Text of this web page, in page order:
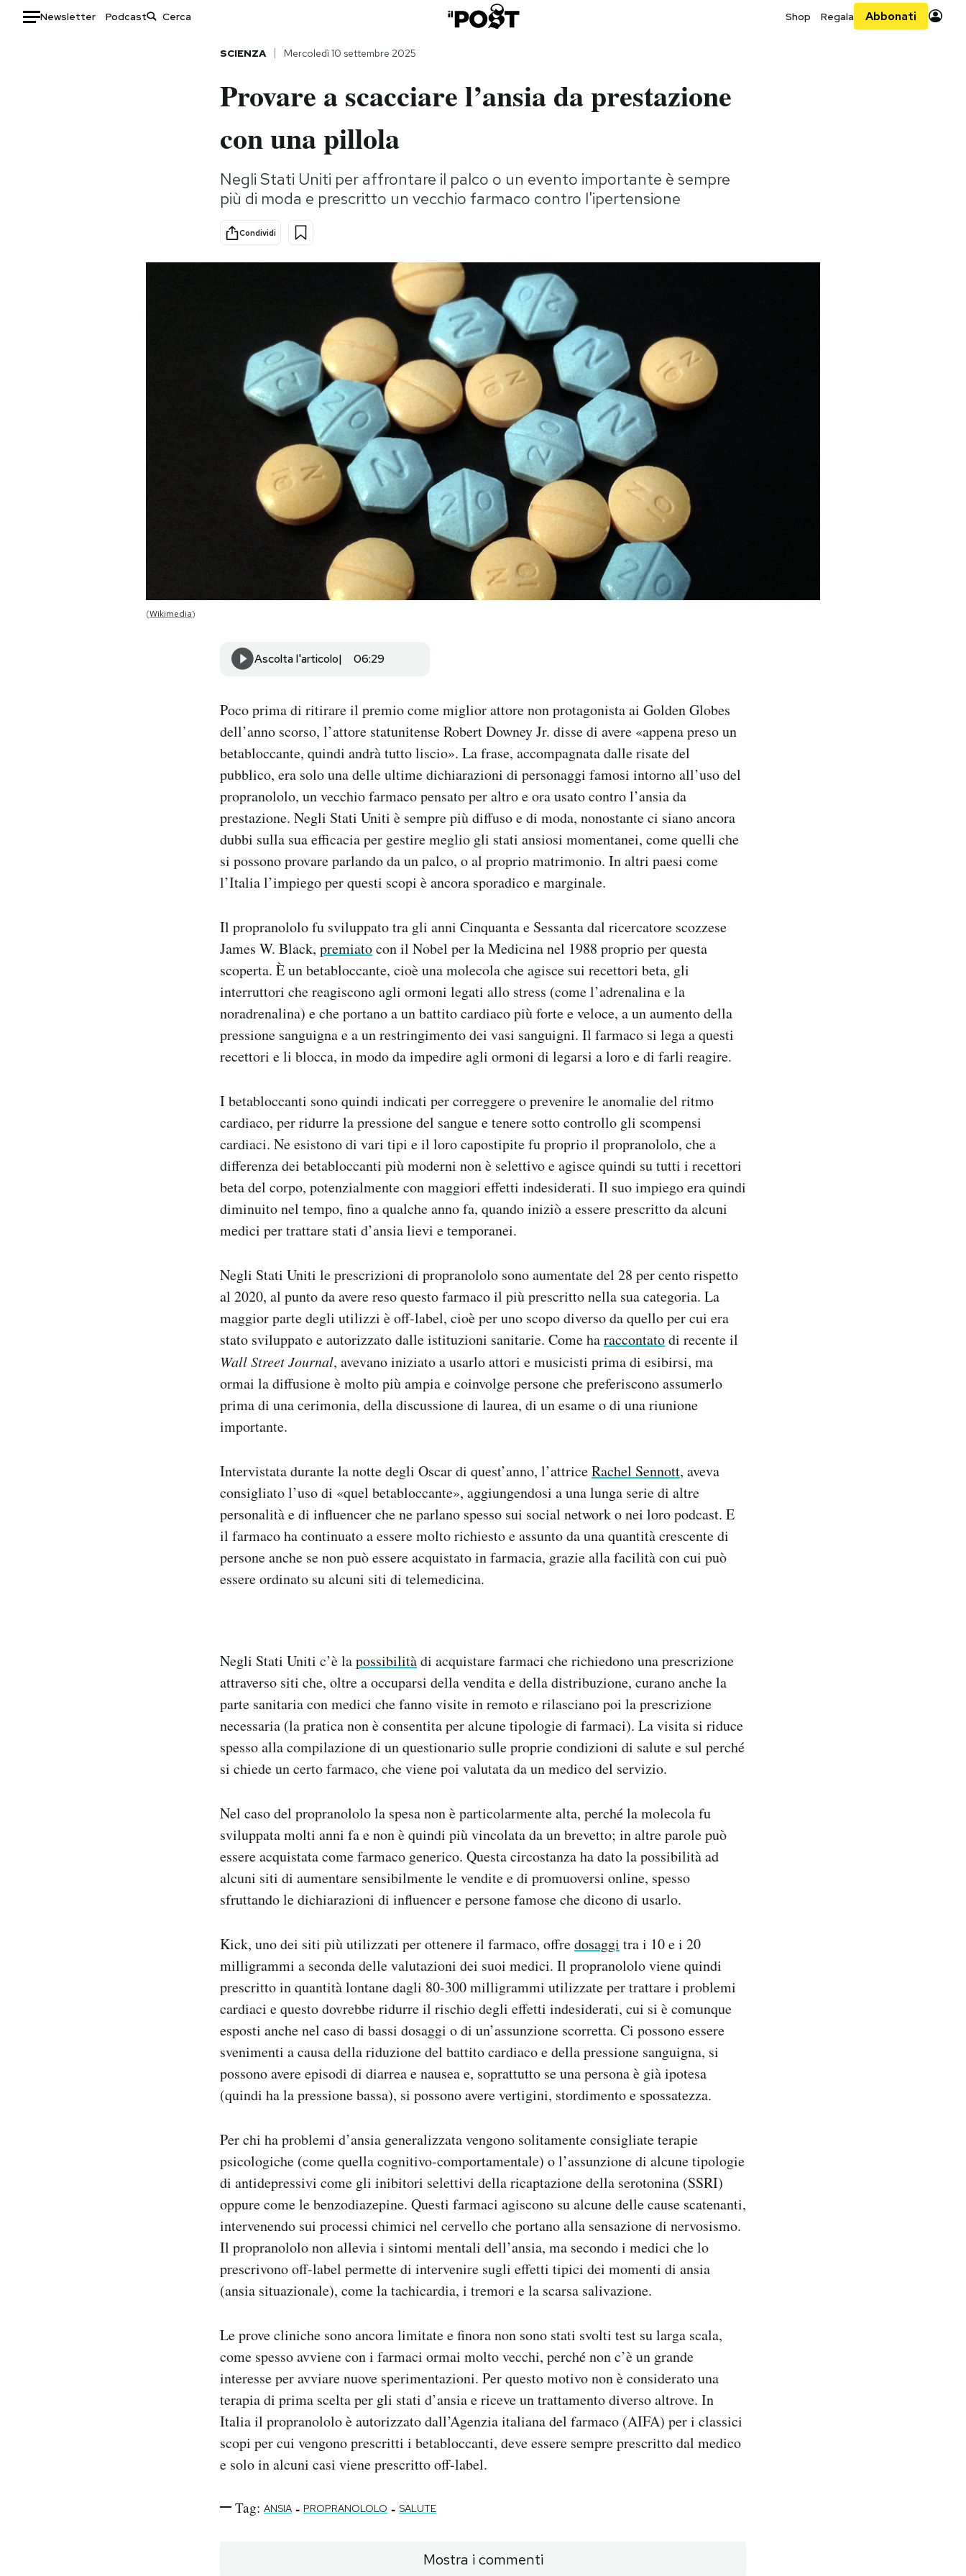
Newsletter Podcast Shop Regala Abbonati
Storie/Idee
Ok Boomer!
Altrecose
SCIENZA Mercoledì 10 settembre 2025
Provare a scacciare l’ansia da prestazione
con una pillola
Negli Stati Uniti per affrontare il palco o un evento importante è sempre
più di moda e prescritto un vecchio farmaco contro l'ipertensione
Condividi
(Wikimedia)
Ascolta l'articolo 06:29
Poco prima di ritirare il premio come miglior attore non protagonista ai Golden Globes
dell’anno scorso, l’attore statunitense Robert Downey Jr. disse di avere «appena preso un
betabloccante, quindi andrà tutto liscio». La frase, accompagnata dalle risate del
pubblico, era solo una delle ultime dichiarazioni di personaggi famosi intorno all’uso del
propranololo, un vecchio farmaco pensato per altro e ora usato contro l’ansia da
prestazione. Negli Stati Uniti è sempre più diffuso e di moda, nonostante ci siano ancora
dubbi sulla sua efficacia per gestire meglio gli stati ansiosi momentanei, come quelli che
si possono provare parlando da un palco, o al proprio matrimonio. In altri paesi come
l’Italia l’impiego per questi scopi è ancora sporadico e marginale.
Il propranololo fu sviluppato tra gli anni Cinquanta e Sessanta dal ricercatore scozzese
James W. Black, premiatocon il Nobel per la Medicina nel 1988 proprio per questa
scoperta. È un betabloccante, cioè una molecola che agisce sui recettori beta, gli
interruttori che reagiscono agli ormoni legati allo stress (come l’adrenalina e la
noradrenalina) e che portano a un battito cardiaco più forte e veloce, a un aumento della
pressione sanguigna e a un restringimento dei vasi sanguigni. Il farmaco si lega a questi
recettori e li blocca, in modo da impedire agli ormoni di legarsi a loro e di farli reagire.
I betabloccanti sono quindi indicati per correggere o prevenire le anomalie del ritmo
cardiaco, per ridurre la pressione del sangue e tenere sotto controllo gli scompensi
cardiaci. Ne esistono di vari tipi e il loro capostipite fu proprio il propranololo, che a
differenza dei betabloccanti più moderni non è selettivo e agisce quindi su tutti i recettori
beta del corpo, potenzialmente con maggiori effetti indesiderati. Il suo impiego era quindi
diminuito nel tempo, fino a qualche anno fa, quando iniziò a essere prescritto da alcuni
medici per trattare stati d’ansia lievi e temporanei.
Negli Stati Uniti le prescrizioni di propranololo sono aumentate del 28 per cento rispetto
al 2020, al punto da avere reso questo farmaco il più prescritto nella sua categoria. La
maggior parte degli utilizzi è off-label, cioè per uno scopo diverso da quello per cui era
stato sviluppato e autorizzato dalle istituzioni sanitarie. Come haraccontatodi recente il
Wall Street Journal, avevano iniziato a usarlo attori e musicisti prima di esibirsi, ma
ormai la diffusione è molto più ampia e coinvolge persone che preferiscono assumerlo
prima di una cerimonia, della discussione di laurea, di un esame o di una riunione
importante.
Intervistata durante la notte degli Oscar di quest’anno, l’attriceRachel Sennott, aveva
consigliato l’uso di «quel betabloccante», aggiungendosi a una lunga serie di altre
personalità e di influencer che ne parlano spesso sui social network o nei loro podcast. E
il farmaco ha continuato a essere molto richiesto e assunto da una quantità crescente di
persone anche se non può essere acquistato in farmacia, grazie alla facilità con cui può
essere ordinato su alcuni siti di telemedicina.
Negli Stati Uniti c’è lapossibilitàdi acquistare farmaci che richiedono una prescrizione
attraverso siti che, oltre a occuparsi della vendita e della distribuzione, curano anche la
parte sanitaria con medici che fanno visite in remoto e rilasciano poi la prescrizione
necessaria (la pratica non è consentita per alcune tipologie di farmaci). La visita si riduce
spesso alla compilazione di un questionario sulle proprie condizioni di salute e sul perché
si chiede un certo farmaco, che viene poi valutata da un medico del servizio.
Nel caso del propranololo la spesa non è particolarmente alta, perché la molecola fu
sviluppata molti anni fa e non è quindi più vincolata da un brevetto; in altre parole può
essere acquistata come farmaco generico. Questa circostanza ha dato la possibilità ad
alcuni siti di aumentare sensibilmente le vendite e di promuoversi online, spesso
sfruttando le dichiarazioni di influencer e persone famose che dicono di usarlo.
Kick, uno dei siti più utilizzati per ottenere il farmaco, offredosaggi tra i 10 e i 20
milligrammi a seconda delle valutazioni dei suoi medici. Il propranololo viene quindi
prescritto in quantità lontane dagli 80-300 milligrammi utilizzate per trattare i problemi
cardiaci e questo dovrebbe ridurre il rischio degli effetti indesiderati, cui si è comunque
esposti anche nel caso di bassi dosaggi o di un’assunzione scorretta. Ci possono essere
svenimenti a causa della riduzione del battito cardiaco e della pressione sanguigna, si
possono avere episodi di diarrea e nausea e, soprattutto se una persona è già ipotesa
(quindi ha la pressione bassa), si possono avere vertigini, stordimento e spossatezza.
Per chi ha problemi d’ansia generalizzata vengono solitamente consigliate terapie
psicologiche (come quella cognitivo-comportamentale) o l’assunzione di alcune tipologie
di antidepressivi come gli inibitori selettivi della ricaptazione della serotonina (SSRI)
oppure come le benzodiazepine. Questi farmaci agiscono su alcune delle cause scatenanti,
intervenendo sui processi chimici nel cervello che portano alla sensazione di nervosismo.
Il propranololo non allevia i sintomi mentali dell’ansia, ma secondo i medici che lo
prescrivono off-label permette di intervenire sugli effetti tipici dei momenti di ansia
(ansia situazionale), come la tachicardia, i tremori e la scarsa salivazione.
Le prove cliniche sono ancora limitate e finora non sono stati svolti test su larga scala,
come spesso avviene con i farmaci ormai molto vecchi, perché non c’è un grande
interesse per avviare nuove sperimentazioni. Per questo motivo non è considerato una
terapia di prima scelta per gli stati d’ansia e riceve un trattamento diverso altrove. In
Italia il propranololo è autorizzato dall’Agenzia italiana del farmaco (AIFA) per i classici
scopi per cui vengono prescritti i betabloccanti, deve essere sempre prescritto dal medico
e solo in alcuni casi viene prescritto off-label.
Tag: ANSIA - PROPRANOLOLO - SALUTE
Mostra i commenti